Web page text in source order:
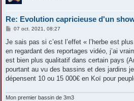
Re: Evolution capricieuse d'un
M
s
a
g
07 oct. 2021, 08:27
Je sais pas si c’est l’effet « l’herbe est
en regardant des reportages vidéo, j’ai
est bien plus qualitatif dans certain pays
pourtant au vu des bassins et des jardins
dépensent 10 ou 15 000€ en Koï pour
Mon premier bassin de 3m3